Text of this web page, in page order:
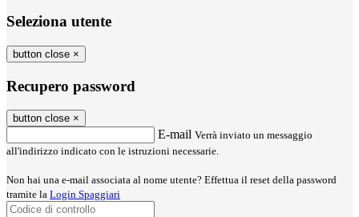
Seleziona utente
button close ×
Recupero password
button close ×
E-mail Verrà inviato un messaggio
all'indirizzo indicato con le istruzioni necessarie.
Non hai una e-mail associata al nome utente? Effettua il reset della password
tramite la Login Spaggiari